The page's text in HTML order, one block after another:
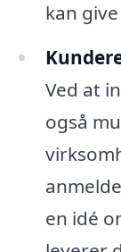
kan
Ved at
også
en idé